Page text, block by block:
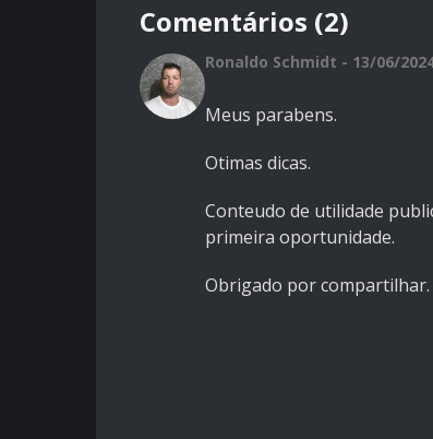
Comentários (2)
Ronaldo Schmidt - 13/06/
Meus parabens.
Otimas dicas.
Conteudo de utilidade
primeira oportunidade.
Obrigado por compartilhar.